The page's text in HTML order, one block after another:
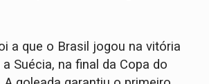
a que o Brasil jogou na vitória
Suécia, na final da Copa do